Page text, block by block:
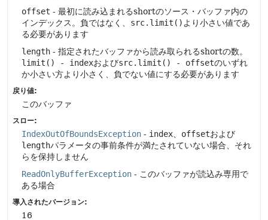
offset - 最初に読み込まれるshortのソース・バッファ内の
インデックス。負ではなく、 src.limit() より小さい値であ
る必要があります
length - 指定されたバッファから読み取られるshortの数。
limit() - indexおよびsrc.limit() - offsetのいずれ
か小さい方より小さく、負でない値にする必要があります
戻り値:
このバッファ
スロー:
IndexOutOfBoundsException - index offsetおよび
lengthパラメータの事前条件が満たされていない場合、それ
らを保持しません
ReadOnlyBufferException - このバッファが読込み専用で
ある場合
導入されたバージョン:
16